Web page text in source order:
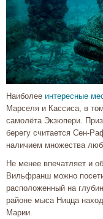
Наиболее интересные
Марселя и Кассиса, в
самолёта Экзюпери.
берегу считается Сен-
наличием множества
Не менее впечатляет и
Вильфранш можно
расположенный на
районе мыса Ницца
Марии.